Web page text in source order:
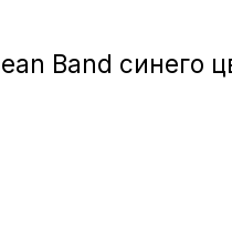
Band синего